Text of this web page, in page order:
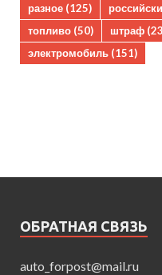
разное (125)
топливо (50) штраф
электромобиль (151)
ОБРАТНАЯ СВЯЗЬ
auto_forpost@mail.ru